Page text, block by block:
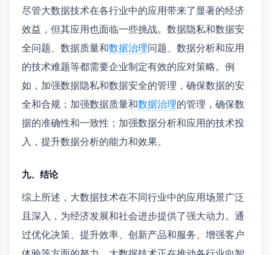
尽管大数据技术在各行业中的应用带来了显著的经济
效益，但其应用也面临一些挑战。数据隐私和数据安
全问题、数据质量和数据治理问题、数据分析和应用
的技术难题等都需要企业制定有效的应对策略。例
如，加强数据隐私和数据安全的管理，确保数据的安
全和合规；加强数据质量和数据治理的管理，确保数
据的准确性和一致性；加强数据分析和应用的技术投
入，提升数据分析的能力和效果。
九、结论
综上所述，大数据技术在不同行业中的应用场景广泛
且深入，为经济发展和社会进步提供了强大动力。通
过优化决策、提升效率、创新产品和服务、增强客户